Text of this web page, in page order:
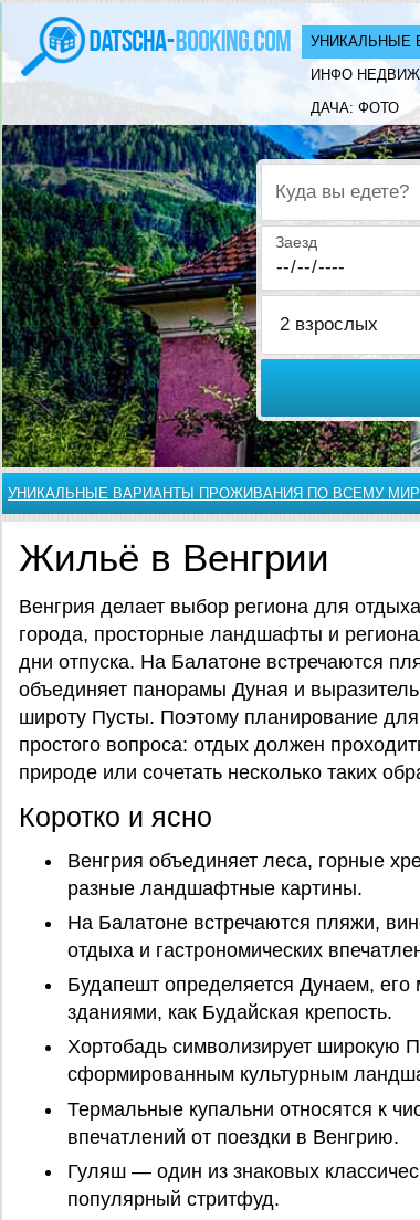
УНИКАЛЬНЫЕ
ИНФО
ДАЧА: ФОТО
Куда вы едете?
Заезд
УНИКАЛЬНЫЕ ВАРИАНТЫ ПРОЖИВАНИЯ ПО ВСЕМУ
Жильё в Венгрии
Венгрия делает выбор региона для
города, просторные ландшафты и
дни отпуска. На Балатоне встречаются
объединяет панорамы Дуная и
широту Пусты. Поэтому планирование
простого вопроса: отдых должен
природе или сочетать несколько таких
Коротко и ясно
Венгрия объединяет леса, горные
разные ландшафтные картины.
На Балатоне встречаются пляжи,
отдыха и гастрономических
Будапешт определяется Дунаем,
зданиями, как Будайская крепость.
Хортобадь символизирует широкую
сформированным культурным
Термальные купальни относятся к
впечатлений от поездки в Венгрию.
Гуляш — один из знаковых
популярный стритфуд.